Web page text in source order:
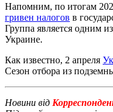
Напомним, по итогам
гривен налогов в
Группа является одним
Украине.
Как известно, 2 апреля
Сезон отбора из
Новини від